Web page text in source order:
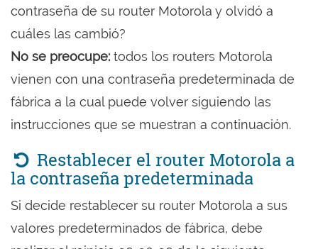
contraseña de su router Motorola y olvidó a
cuáles las cambió?
No se preocupe: todos los routers Motorola
vienen con una contraseña predeterminada de
fábrica a la cual puede volver siguiendo las
instrucciones que se muestran a continuación.
Restablecer el router Motorola a
la contraseña predeterminada
Si decide restablecer su router Motorola a sus
valores predeterminados de fábrica, debe